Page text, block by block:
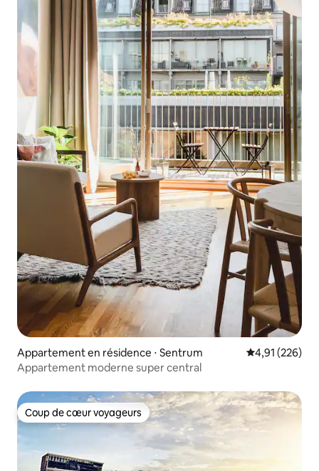
Appartement en résidence ⋅ Sentrum Évaluation
4,91 (226)
Appartement moderne super central
Coup de cœur voyageurs
Coup de cœur voyageurs